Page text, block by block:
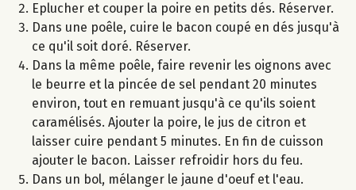
Eplucher et couper la poire en petits dés. Réserver.
Dans une poêle, cuire le bacon coupé en dés jusqu'à
ce qu'il soit doré. Réserver.
Dans la même poêle, faire revenir les oignons avec
le beurre et la pincée de sel pendant 20 minutes
environ, tout en remuant jusqu'à ce qu'ils soient
caramélisés. Ajouter la poire, le jus de citron et
laisser cuire pendant 5 minutes. En fin de cuisson
ajouter le bacon. Laisser refroidir hors du feu.
Dans un bol, mélanger le jaune d'oeuf et l'eau.